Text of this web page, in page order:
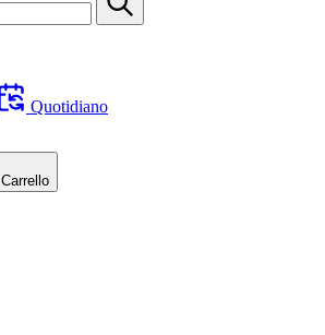
Quotidiano
Carrello